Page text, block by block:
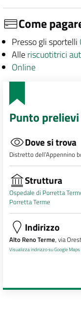
Come
Presso gli sportelli
Alleriscuotitrici
Online
Punto prelievi
Dove si trova
Distretto dell’Appennino
Struttura
Ospedale di Porretta
Porretta Terme
Indirizzo
Alto Reno Terme, via
Visualizza indirizzo su Google Maps